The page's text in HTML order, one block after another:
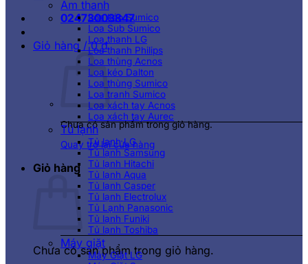
02473003847
Giỏ hàng /0₫
Chưa có sản phẩm trong giỏ hàng.
Quay trở lại cửa hàng
Giỏ hàng
Chưa có sản phẩm trong giỏ hàng.
Âm thanh
Loa kéo Sumico
Loa Sub Sumico
Loa thanh LG
Loa thanh Philips
Loa thùng Acnos
Loa kéo Dalton
Loa thùng Sumico
Loa tranh Sumico
Loa xách tay Acnos
Loa xách tay Aurec
Tủ lạnh
Tủ lạnh LG
Tủ lạnh Samsung
Tủ lạnh Hitachi
Tủ lạnh Aqua
Tủ lạnh Casper
Tủ lạnh Electrolux
Tủ Lạnh Panasonic
Tủ lạnh Funiki
Tủ lạnh Toshiba
Máy giặt
Máy Giặt LG